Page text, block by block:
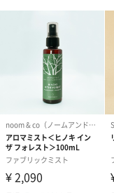
・布・皮革製品、衣類
用しないでください
ころでシミにならな
・用途以外に使用し
・本品はエタノール
引したり目に入らな
匂いを嗅いだ際、時
ありません。
・換気をよくし、密閉
・火気に近づけないで
・火気は衣類が完全に